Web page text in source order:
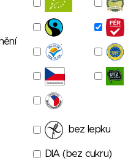
bez lepku
DIA (bez cukru)